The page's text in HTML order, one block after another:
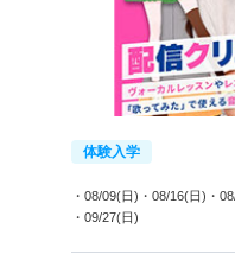
体験入学
・08/09(日) ・08/16(日) ・
・09/27(日)